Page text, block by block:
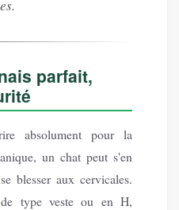
parfait,
absolument pour la
un chat peut s'en
blesser aux cervicales.
type veste ou en H,